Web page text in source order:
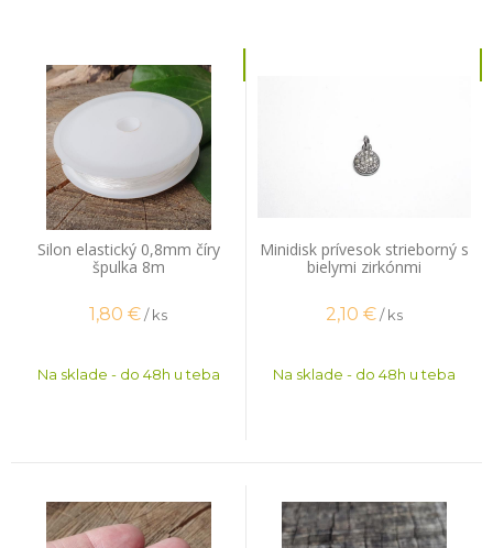
Silon elastický 0,8mm číry
špulka 8m
1,80 €/ ks
Na sklade - do 48h u teba
Minidisk prívesok strieborný s
bielymi zirkónmi
2,10 €/ ks
Na sklade - do 48h u teba